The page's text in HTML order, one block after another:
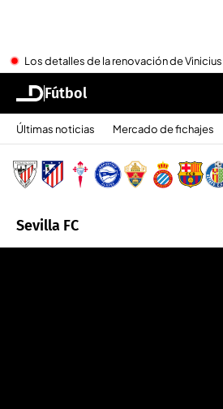
Los detalles de la renovación de Vinicius
Fútbol
Últimas noticias Mercado de fichajes
Sevilla FC